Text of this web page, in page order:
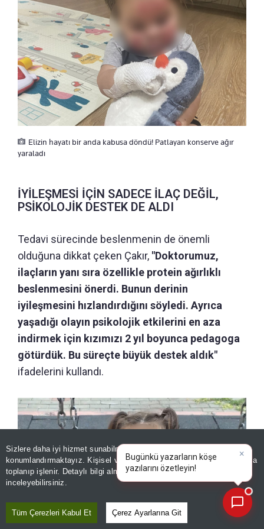
Sizlere daha iyi hizmet sunabilmek adına sitemizde
konumlandırmaktayız. Kişisel verileriniz, KVKK ve GDPR kapsamında
toplanıp işlenir. Detaylı bilgi almak içinAydınlatma Metnimizi
inceleyebilirsiniz.
Tüm Çerezleri Kabul Et Çerez Ayarlarına Git
Elizin hayatı bir anda kabusa döndü! Patlayan konserve ağır
yaraladı
İYİLEŞMESİ İÇİN SADECE İLAÇ DEĞİL,
PSİKOLOJİK DESTEK DE ALDI
Tedavi sürecinde beslenmenin de önemli
olduğuna dikkat çeken Çakır, "Doktorumuz,
ilaçların yanı sıra özellikle protein ağırlıklı
beslenmesini önerdi. Bunun derinin
iyileşmesini hızlandırdığını söyledi. Ayrıca
yaşadığı olayın psikolojik etkilerini en aza
indirmek için kızımızı 2 yıl boyunca pedagoga
götürdük. Bu süreçte büyük destek aldık"
ifadelerini kullandı.
B